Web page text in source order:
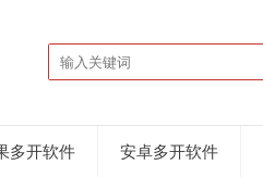
多开软件 安卓多开软件